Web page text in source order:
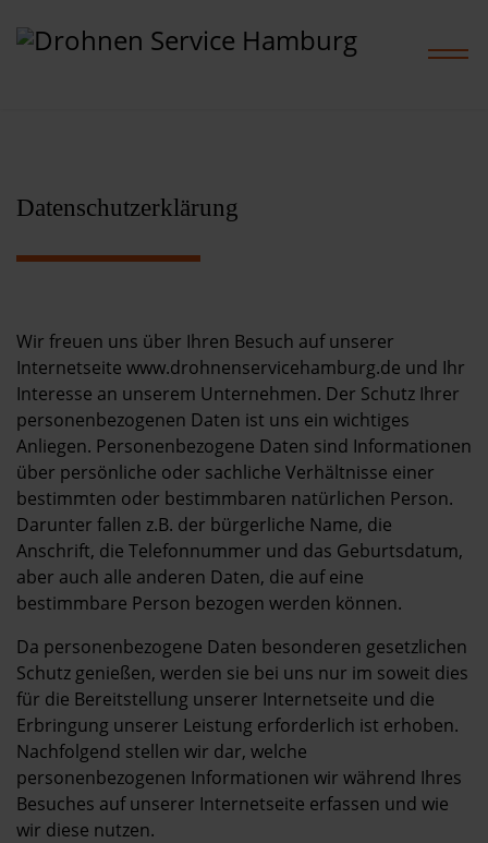
Home
Leistungen
Preise
Shop
Kontakt
Datenschutzerklärung
Wir freuen uns über Ihren Besuch auf unserer
Internetseite www.drohnenservicehamburg.de und Ihr
Interesse an unserem Unternehmen. Der Schutz Ihrer
personenbezogenen Daten ist uns ein wichtiges
Anliegen. Personenbezogene Daten sind Informationen
über persönliche oder sachliche Verhältnisse einer
bestimmten oder bestimmbaren natürlichen Person.
Darunter fallen z.B. der bürgerliche Name, die
Anschrift, die Telefonnummer und das Geburtsdatum,
aber auch alle anderen Daten, die auf eine
bestimmbare Person bezogen werden können.
Da personenbezogene Daten besonderen gesetzlichen
Schutz genießen, werden sie bei uns nur im soweit dies
für die Bereitstellung unserer Internetseite und die
Erbringung unserer Leistung erforderlich ist erhoben.
Nachfolgend stellen wir dar, welche
personenbezogenen Informationen wir während Ihres
Besuches auf unserer Internetseite erfassen und wie
wir diese nutzen.